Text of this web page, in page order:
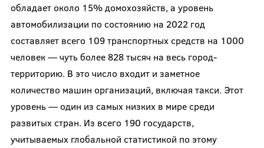
обладает около 15% домохозяйств, а уровень
автомобилизации по состоянию на 2022 год
составляет всего 109 транспортных средств на 1000
человек — чуть более 828 тысяч на весь город-
территорию. В это число входит и заметное
количество машин организаций, включая такси. Этот
уровень — один из самых низких в мире среди
развитых стран. Из всего 190 государств,
учитываемых глобальной статистикой по этому